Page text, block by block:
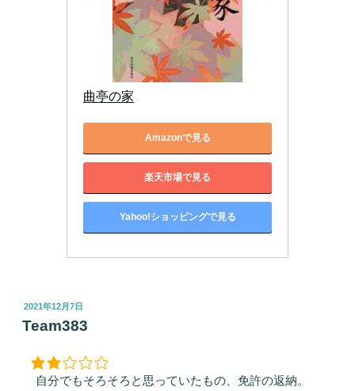
曲亭の家
Amazonで見る
楽天市場で見る
Yahoo!ショッピングで見る
投
稿
日:
2021年12月7日
Team383
自分でもそろそろと思っていたもの、免許の返納。